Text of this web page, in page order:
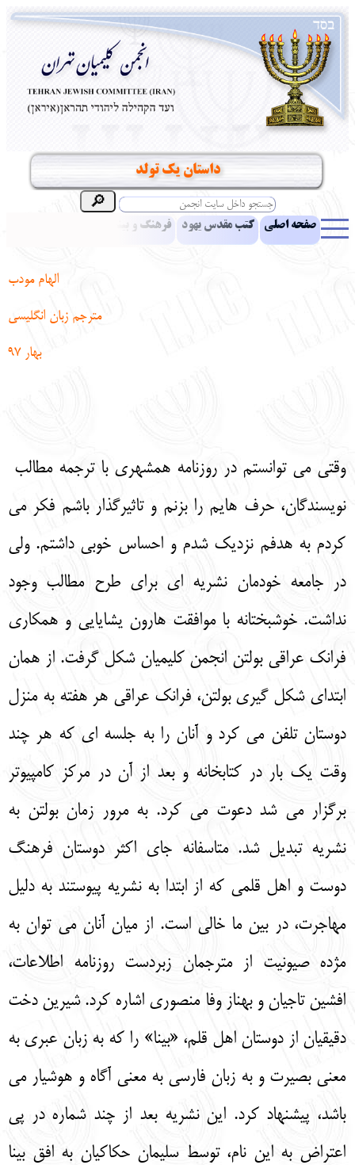
داستان یک تولد
صفحه اصلی کتب مقدس یهود فرهنگ و بینش یهود
الهام مودب
مترجم زبان انگلیسی
بهار 97
وقتی می توانستم در روزنامه همشهری با ترجمه مطالب
نویسندگان، حرف هایم را بزنم و تاثیرگذار باشم فکر می
کردم به هدفم نزدیک شدم و احساس خوبی داشتم. ولی
در جامعه خودمان نشریه ای برای طرح مطالب وجود
نداشت. خوشبختانه با موافقت هارون یشایایی و همکاری
فرانک عراقی بولتن انجمن کلیمیان شکل گرفت. از همان
ابتدای شکل گیری بولتن، فرانک عراقی هر هفته به منزل
دوستان تلفن می کرد و آنان را به جلسه ای که هر چند
وقت یک بار در کتابخانه و بعد از آن در مرکز کامپیوتر
برگزار می شد دعوت می کرد. به مرور زمان بولتن به
نشریه تبدیل شد. متاسفانه جای اکثر دوستان فرهنگ
دوست و اهل قلمی که از ابتدا به نشریه پیوستند به دلیل
مهاجرت، در بین ما خالی است. از میان آنان می توان به
مژده صیونیت از مترجمان زبردست روزنامه اطلاعات،
افشین تاجیان و بهناز وفا منصوری اشاره کرد. شیرین دخت
دقیقیان از دوستان اهل قلم، «بینا» را که به زبان عبری به
معنی بصیرت و به زبان فارسی به معنی آگاه و هوشیار می
باشد، پیشنهاد کرد. این نشریه بعد از چند شماره در پی
اعتراض به این نام، توسط سلیمان حکاکیان به افق بینا